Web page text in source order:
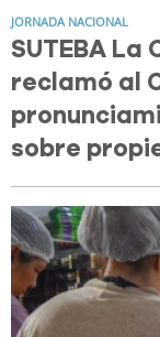
JORNADA NACIONAL
SUTEBA
reclamó al
sobre